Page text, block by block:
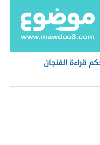
قراءة الفنجان